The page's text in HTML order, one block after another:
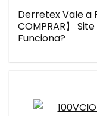
Derretex Vale a
COMPRAR】
Funciona?